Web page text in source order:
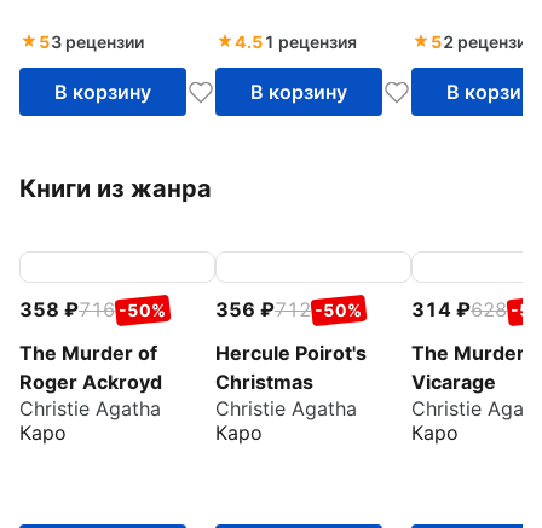
53 рецензии
В корзину
4.51 рецензия
В корзину
52 рецензии
В корзину
Книги из жанра
358 716 -50%
The Murder of
Roger Ackroyd
Christie Agatha
Каро
356 712 -50%
Hercule Poirot's
Christmas
Christie Agatha
Каро
314 628 -
The Murder
Vicarage
Christie
Каро